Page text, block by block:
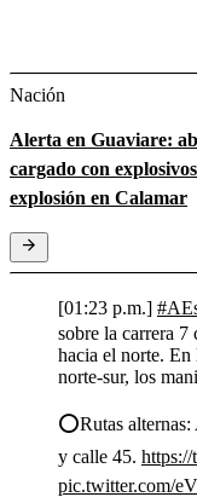
Nación
Alerta en Guaviare:
cargado con
explosión en Calamar
[01:23 p.m.]
sobre la carrera 7
hacia el norte. En
norte-sur, los
⭕️Rutas
y calle 45.
pic.twitter.com/